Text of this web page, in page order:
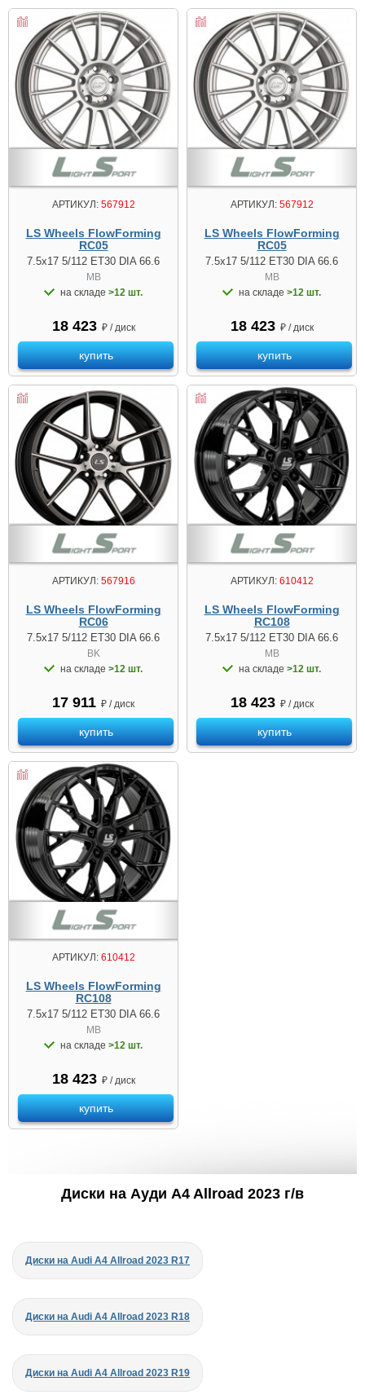
АРТИКУЛ:567912
LS Wheels FlowForming
RC05
7.5x17 5/112 ET30 DIA 66.6
MB
на складе >12 шт.
18 423 ₽ / диск
купить
АРТИКУЛ:567912
LS Wheels FlowForming
RC05
7.5x17 5/112 ET30 DIA 66.6
MB
на складе >12 шт.
18 423 ₽ / диск
купить
АРТИКУЛ:567916
LS Wheels FlowForming
RC06
7.5x17 5/112 ET30 DIA 66.6
BK
на складе >12 шт.
17 911 ₽ / диск
купить
АРТИКУЛ:610412
LS Wheels FlowForming
RC108
7.5x17 5/112 ET30 DIA 66.6
MB
на складе >12 шт.
18 423 ₽ / диск
купить
АРТИКУЛ:610412
LS Wheels FlowForming
RC108
7.5x17 5/112 ET30 DIA 66.6
MB
на складе >12 шт.
18 423 ₽ / диск
купить
Диски на Ауди A4 Allroad 2023 г/в
Диски на Audi A4 Allroad 2023 R17
Диски на Audi A4 Allroad 2023 R18
Диски на Audi A4 Allroad 2023 R19